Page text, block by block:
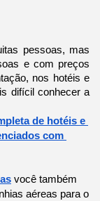
pessoas, mas
e com preços
nos hotéis e
difícil conhecer a
de hotéis e
com
você também
aéreas para o